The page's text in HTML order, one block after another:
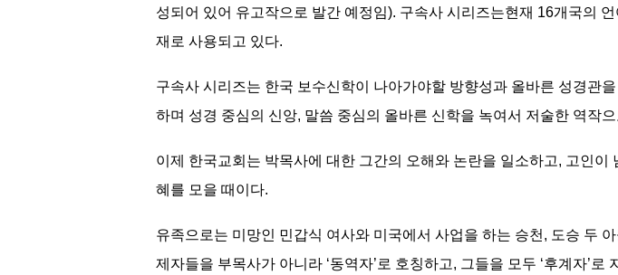
성되어 있어 유고작으로 발간 예정임). 구속사 시리즈는현재 16개국의
재로 사용되고 있다.
구속사 시리즈는 한국 보수신학이 나아가야할 방향성과 올바른 성경관
하며 성경 중심의 신앙, 말씀 중심의 올바른 신학을 녹여서 저술한 역작
이제 한국교회는 박목사에 대한 그간의 오해와 논란을 일소하고, 고인
혜를 모을 때이다.
유족으로는 미망인 민갑식 여사와 미국에서 사업을 하는 승천, 도승 두
제자들을 부목사가 아니라 ‘동역자’로 호칭하고, 그들을 모두 ‘후계자’로